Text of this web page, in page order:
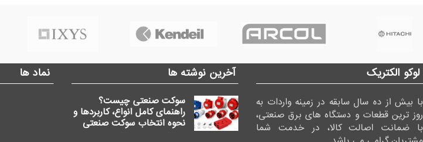
لوکو الکتریک
با بیش از ده سال سابقه در زمینه واردات به
روز ترین قطعات و دستگاه های برق صنعتی،
با ضمانت اصالت کالا، در خدمت شما
آخرین نوشته ها
سوکت صنعتی چیست؟
راهنمای کامل انواع، کاربردها و
نحوه انتخاب سوکت صنعتی
نماد ها